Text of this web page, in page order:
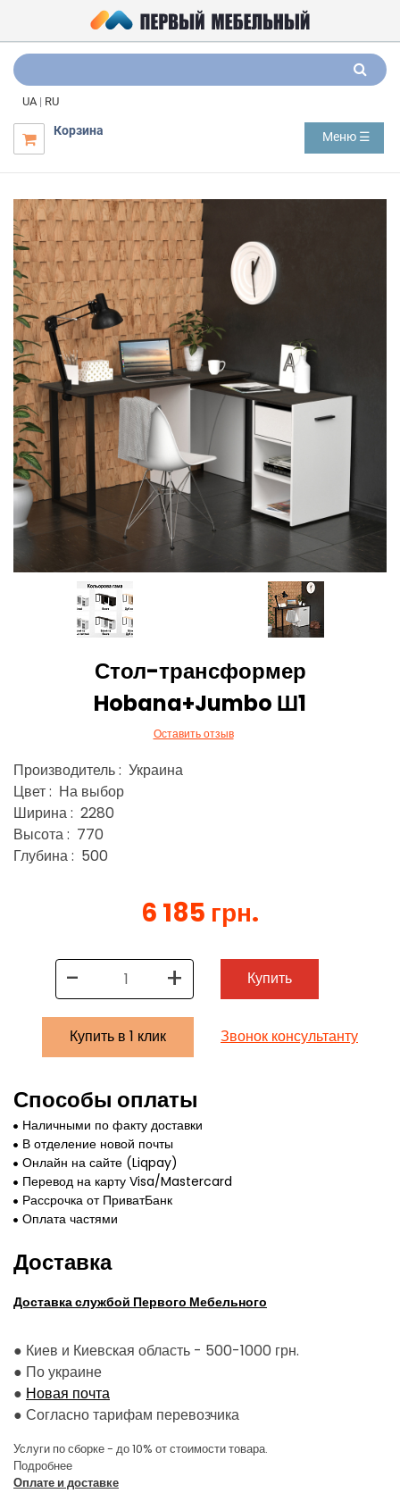
UA | RU

Корзина Меню ☰
Стол-трансформер
Hobana+Jumbo Ш1
Оставить отзыв
Производитель : Украина
Цвет : На выбор
Ширина : 2280
Высота : 770
Глубина : 500
6 185 грн.
- + Купить
Купить в 1 клик Звонок консультанту
Способы оплаты
Наличными по факту доставки
В отделение новой почты
Онлайн на сайте (Liqpay)
Перевод на карту Visa/Mastercard
Рассрочка от ПриватБанк
Оплата частями
Доставка
Доставка службой Первого Мебельного
● Киев и Киевская область - 500-1000 грн.
● По украине
● Новая почта
● Согласно тарифам перевозчика
Услуги по сборке - до 10% от стоимости товара.
Подробнее
Оплате и доставке